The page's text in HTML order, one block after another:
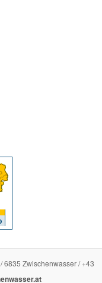
6835 Zwischenwasser / +43